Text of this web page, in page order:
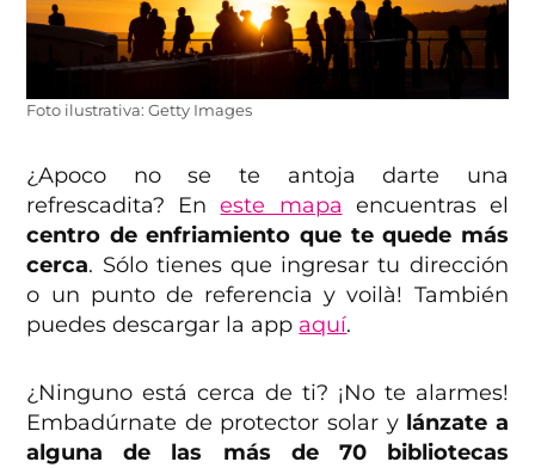
Foto ilustrativa: Getty Images
¿Apoco no se te antoja darte una
refrescadita? Eneste mapa encuentras el
centro de enfriamiento que te quede más
cerca. Sólo tienes que ingresar tu dirección
o un punto de referencia y voilà! También
puedes descargar la app aquí.
¿Ninguno está cerca de ti? ¡No te alarmes!
Embadúrnate de protector solar y lánzate a
alguna de las más de 70 bibliotecas